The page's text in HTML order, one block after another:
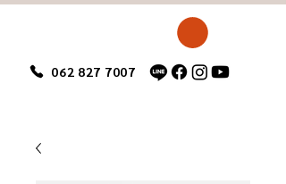
062 827 7007